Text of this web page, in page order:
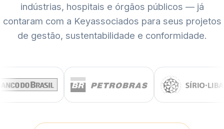
indústrias, hospitais e órgãos públicos — já
contaram com a Keyassociados para seus projetos
de gestão, sustentabilidade e conformidade.